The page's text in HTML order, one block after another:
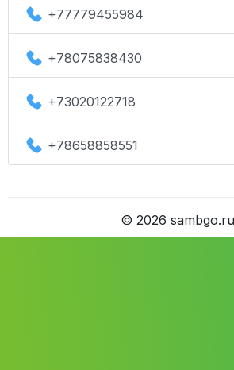
+77779455984
+78075838430
+73020122718
+78658858551
© 2026 sambgo.ru